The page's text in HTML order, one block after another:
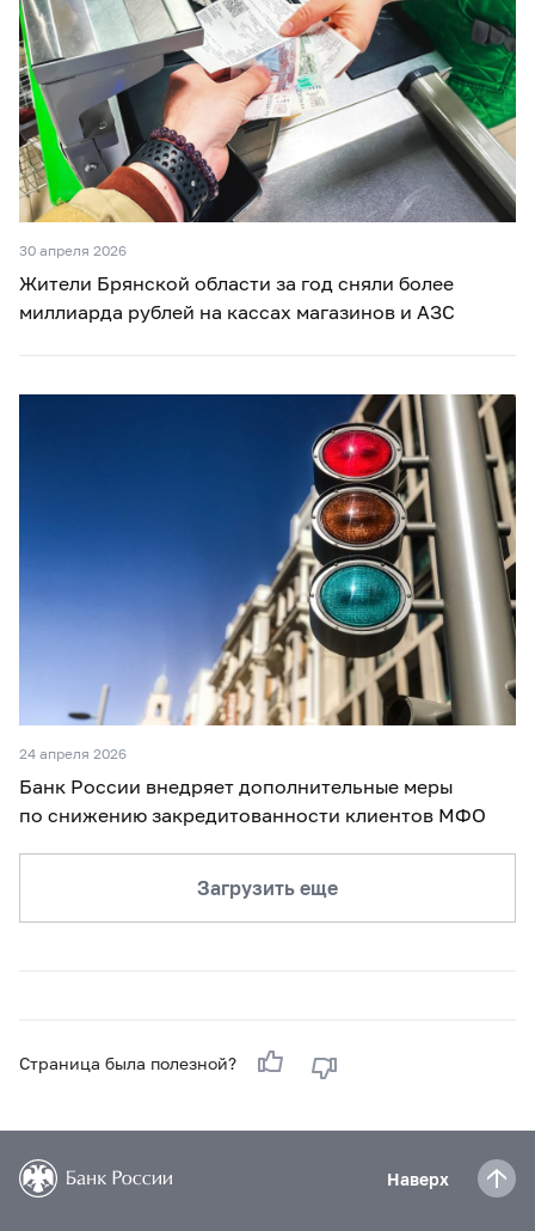
30 апреля 2026
Жители Брянской области за год сняли более
миллиарда рублей на кассах магазинов и АЗС
24 апреля 2026
Банк России внедряет дополнительные меры
по снижению закредитованности клиентов МФО
Загрузить еще
Страница была полезной?
Наверх